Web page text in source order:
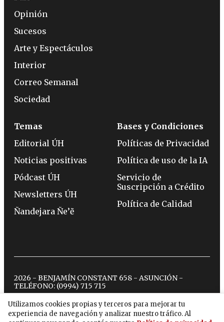
Utilizamos cookies propias y terceros para mejorar tu
experiencia de navegación y analizar nuestro tráfico. Al
Opinión
Sucesos
Arte y Espectáculos
Interior
Correo Semanal
Sociedad
Temas
Editorial ÚH
Noticias positivas
Pódcast ÚH
Newsletters ÚH
Ñandejara Ñe’ẽ
Bases y Condiciones
Políticas de Privacidad
Política de uso de la IA
Servicio de
Suscripción a Crédito
Política de Calidad
2026 - BENJAMÍN CONSTANT 658 - ASUNCIÓN -
TELÉFONO: (0994) 715 715
twitterinstagram
facebook
tiktokyoutubespotify